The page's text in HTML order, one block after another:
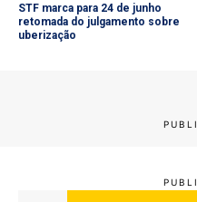
STF marca para 24 de junho
retomada do julgamento sobre
uberização